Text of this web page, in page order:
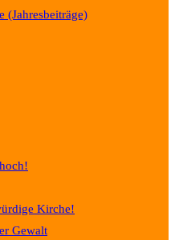
(Jahresbeiträge)
Kirche!
Gewalt